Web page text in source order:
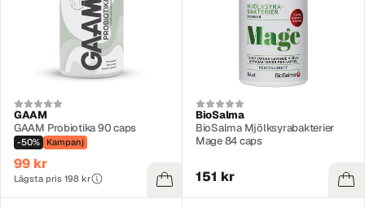
GAAM
GAAM Probiotika 90 caps
-50% Kampanj
99 kr
Lägsta pris 198 kr
BioSalma
BioSalma Mjölksyrabakterier
Mage 84 caps
151 kr